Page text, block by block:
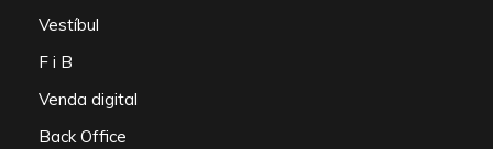
Notícies
Vestíbul
F i B
Venda digital
Back Office